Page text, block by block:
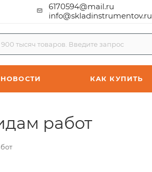
6170594@mail.ru
info@skladinstrumentov.ru
НОВОСТИ КАК КУПИТЬ
работ